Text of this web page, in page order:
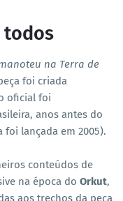
todos
na Terra de
foi criada
oficial foi
anos antes do
lançada em 2005).
conteúdos de
na época do Orkut,
aos trechos da peça